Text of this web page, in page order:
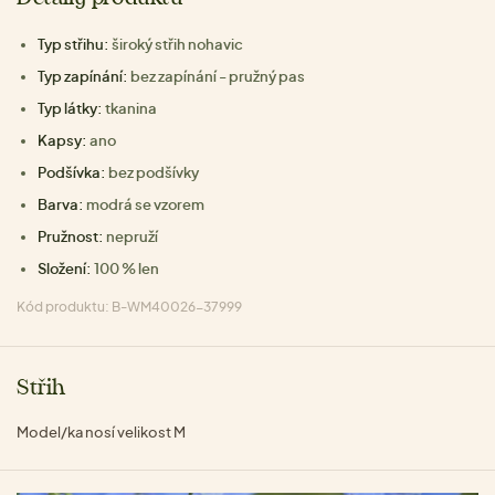
Typ střihu: široký střih nohavic
Typ zapínání: bez zapínání - pružný pas
Typ látky: tkanina
Kapsy: ano
Podšívka: bez podšívky
Barva: modrá se vzorem
Pružnost: nepruží
Složení: 100 % len
Kód produktu: B-WM40026-37999
Střih
Model/ka nosí velikost M